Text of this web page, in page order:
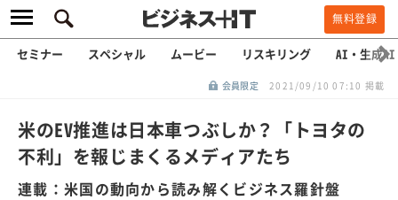
無料登録
セミナー スペシャル ムービー リスキリング AI・生成AI
会員限定 2021/09/10 07:10 掲載
米のEV推進は日本車つぶしか？「トヨタの
不利」を報じまくるメディアたち
連載：米国の動向から読み解くビジネス羅針盤